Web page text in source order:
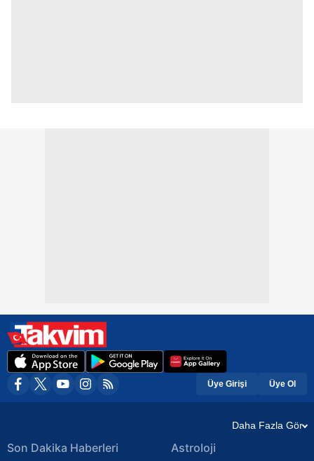
Üye Girişi Üye Ol
Daha Fazla Gör
Son Dakika Haberleri Astroloji